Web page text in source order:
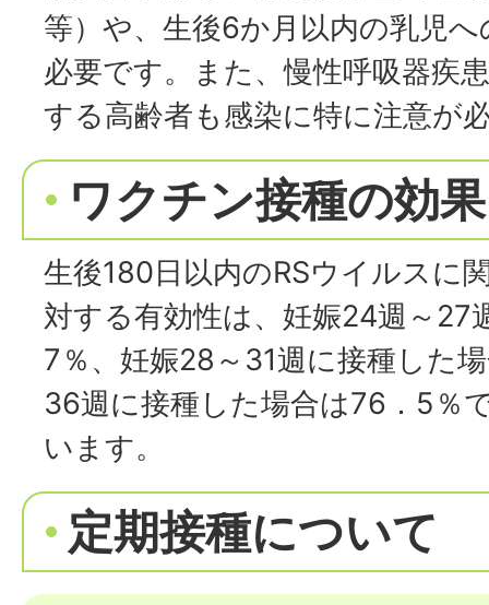
等）や、生後6か月以内の乳児
必要です。また、慢性呼吸器疾
する高齢者も感染に特に注意が
ワクチン接種の効果
生後180日以内のRSウイルスに
対する有効性は、妊娠24週～27
7％、妊娠28～31週に接種した
36週に接種した場合は76．5％
います。
定期接種について